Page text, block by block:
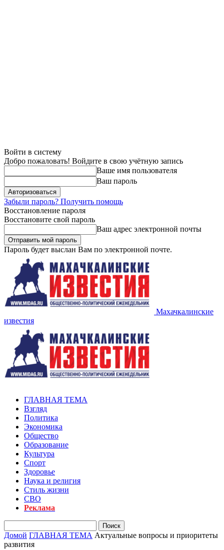
Войти в систему
Добро пожаловать! Войдите в свою учётную запись
Ваше имя пользователя
Ваш пароль
Забыли пароль? Получить помощь
Восстановление пароля
Восстановите свой пароль
Ваш адрес электронной почты
Пароль будет выслан Вам по электронной почте.
Махачкалинские
известия
ГЛАВНАЯ ТЕМА
Взгляд
Политика
Экономика
Общество
Образование
Культура
Спорт
Здоровье
Наука и религия
Стиль жизни
СВО
Реклама
Домой ГЛАВНАЯ ТЕМА Актуальные вопросы и приоритеты
развития